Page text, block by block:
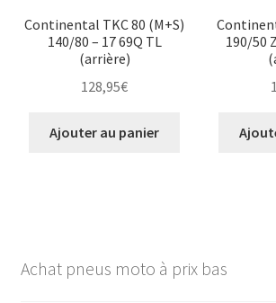
Continental TKC 80 (M+S)
140/80 – 17 69Q TL
(arrière)
128,95€
Ajouter au panier
190/50
Achat pneus moto à prix bas